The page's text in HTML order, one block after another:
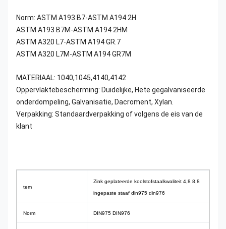
Norm: ASTM A193 B7-ASTM A194 2H
ASTM A193 B7M-ASTM A194 2HM
ASTM A320 L7-ASTM A194 GR.7
ASTM A320 L7M-ASTM A194 GR7M
MATERIAAL: 1040,1045,4140,4142
Oppervlaktebescherming: Duidelijke, Hete gegalvaniseerde
onderdompeling, Galvanisatie, Dacroment, Xylan.
Verpakking: Standaardverpakking of volgens de eis van de
klant
tem
Zink geplateerde koolstofstaalkwaliteit 4,8 8,8
ingepaste staaf din975 din976
Norm DIN975 DIN976